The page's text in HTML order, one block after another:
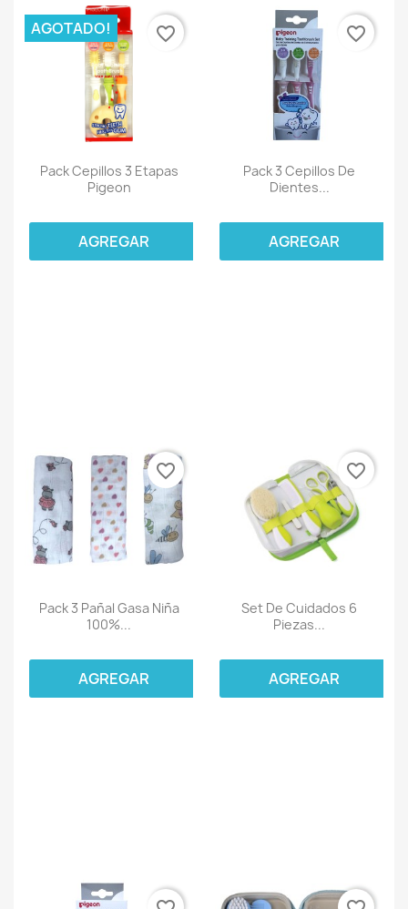
Pack Cepillos 3 Etapas
Pigeon
AGOTADO!
AGREGAR
favorite_border
Pack 3 Cepillos De
Dientes...
AGREGAR
favorite_border
Pack 3 Pañal Gasa Niña
100%...
AGREGAR
favorite_border
Set De Cuidados 6
Piezas...
AGREGAR
favorite_border